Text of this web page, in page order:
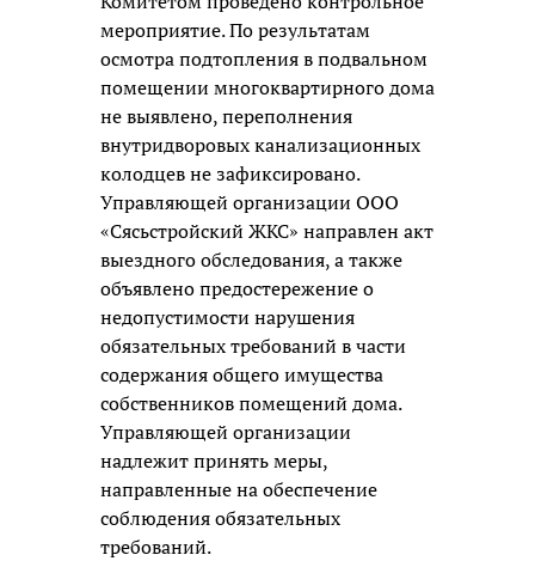
мероприятие. По результатам
осмотра подтопления в подвальном
помещении многоквартирного дома
не выявлено, переполнения
внутридворовых канализационных
колодцев не зафиксировано.
Управляющей организации ООО
«Сясьстройский ЖКС» направлен акт
выездного обследования, а также
объявлено предостережение о
недопустимости нарушения
обязательных требований в части
содержания общего имущества
собственников помещений дома.
Управляющей организации
надлежит принять меры,
направленные на обеспечение
соблюдения обязательных
требований.